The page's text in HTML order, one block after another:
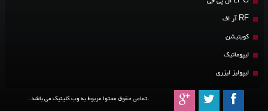
RF آر اف
کویتیشن
لیپوماتیک
لیپولیز لیزری
.تمامی حقوق محتوا مربوط به وب کلینیک می باشد .